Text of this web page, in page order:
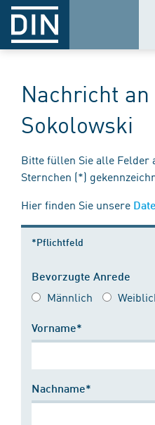
Nachricht an
Sokolowski
Bitte füllen Sie alle Felder
Sternchen (*)
Hier finden Sie unsere
*Pflichtfeld
Bevorzugte Anrede
Männlich
Vorname*
Nachname*